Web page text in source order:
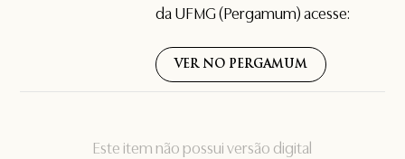
Este item não possui versão digital
da UFMG (Pergamum) acesse:
VER NO PERGAMUM